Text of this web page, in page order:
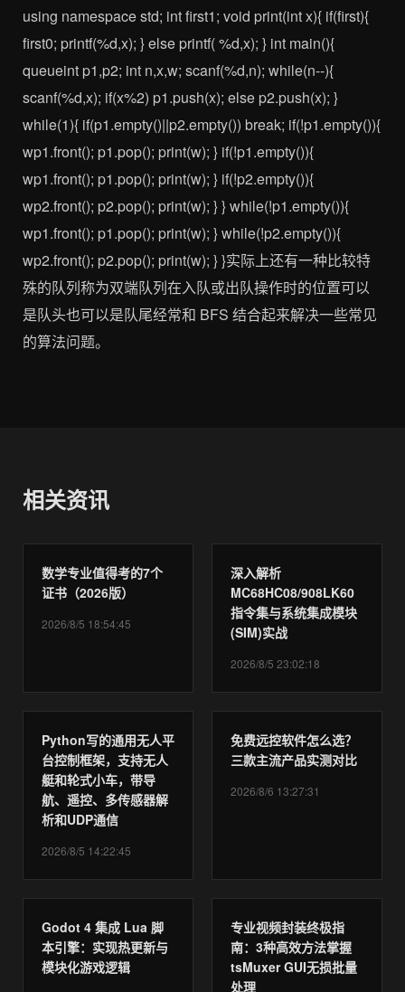
using namespace std; int first1; void print(int x){ if(first){
first0; printf(%d,x); } else printf( %d,x); } int main(){
queueint p1,p2; int n,x,w; scanf(%d,n); while(n--){
scanf(%d,x); if(x%2) p1.push(x); else p2.push(x); }
while(1){ if(p1.empty()||p2.empty()) break; if(!p1.empty()){
wp1.front(); p1.pop(); print(w); } if(!p1.empty()){
wp1.front(); p1.pop(); print(w); } if(!p2.empty()){
wp2.front(); p2.pop(); print(w); } } while(!p1.empty()){
wp1.front(); p1.pop(); print(w); } while(!p2.empty()){
wp2.front(); p2.pop(); print(w); } }实际上还有一种比较特
殊的队列称为双端队列在入队或出队操作时的位置可以
是队头也可以是队尾经常和 BFS 结合起来解决一些常见
的算法问题。
相关资讯
数学专业值得考的7个
证书（2026版）
2026/8/5 18:54:45
深入解析
MC68HC08/908LK60
指令集与系统集成模块
(SIM)实战
2026/8/5 23:02:18
Python写的通用无人平
台控制框架，支持无人
艇和轮式小车，带导
航、遥控、多传感器解
析和UDP通信
2026/8/5 14:22:45
免费远控软件怎么选？
三款主流产品实测对比
2026/8/6 13:27:31
Godot 4 集成 Lua 脚
本引擎：实现热更新与
模块化游戏逻辑
专业视频封装终极指
南：3种高效方法掌握
tsMuxer GUI无损批量
处理